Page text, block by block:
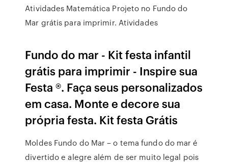
Atividades Matemática Projeto no Fundo do
Mar grátis para imprimir. Atividades
Fundo do mar - Kit festa infantil
grátis para imprimir - Inspire sua
Festa ®. Faça seus personalizados
em casa. Monte e decore sua
própria festa. Kit festa Grátis
Moldes Fundo do Mar – o tema fundo do mar é
divertido e alegre além de ser muito legal pois